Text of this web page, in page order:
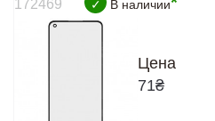
172469 ✓ В наличии
Цена
71₴